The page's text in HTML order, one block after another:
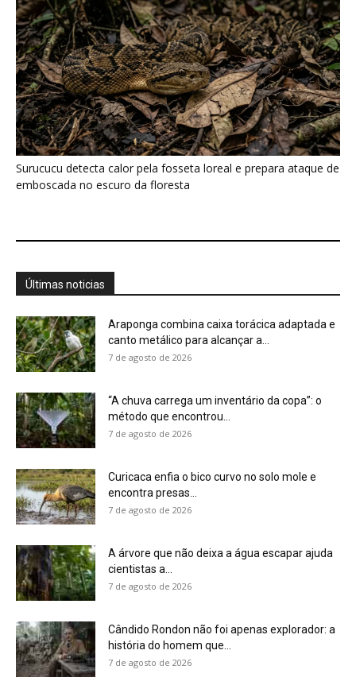
Surucucu detecta calor pela fosseta loreal e prepara ataque de
emboscada no escuro da floresta
Últimas noticias
Araponga combina caixa torácica adaptada e
canto metálico para alcançar a...
7 de agosto de 2026
“A chuva carrega um inventário da copa”: o
método que encontrou...
7 de agosto de 2026
Curicaca enfia o bico curvo no solo mole e
encontra presas...
7 de agosto de 2026
A árvore que não deixa a água escapar ajuda
cientistas a...
7 de agosto de 2026
Cândido Rondon não foi apenas explorador: a
história do homem que...
7 de agosto de 2026